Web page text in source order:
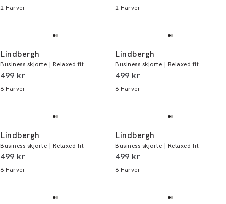
2 Farver 2 Farver
Lindbergh
Business skjorte | Relaxed fit
I alt (inkl. rabat)
499 kr
6 Farver
Lindbergh
Business skjorte | Relaxed fit
I alt (inkl. rabat)
499 kr
6 Farver
Lindbergh
Business skjorte | Relaxed fit
I alt (inkl. rabat)
499 kr
6 Farver
Lindbergh
Business skjorte | Relaxed fit
I alt (inkl. rabat)
499 kr
6 Farver